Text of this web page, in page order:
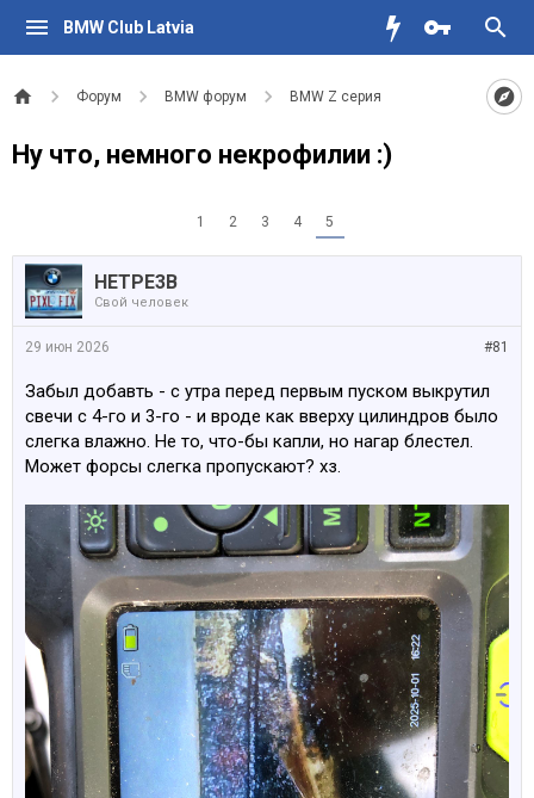
BMW Club Latvia
Форум BMW форум BMW Z серия
Ну что, немного некрофилии :)
1 2 3 4 5
HETPE3B
Свой человек
#81
29 июн 2026
Забыл добавть - с утра перед первым пуском выкрутил
свечи с 4-го и 3-го - и вроде как вверху цилиндров было
слегка влажно. Не то, что-бы капли, но нагар блестел.
Может форсы слегка пропускают? хз.